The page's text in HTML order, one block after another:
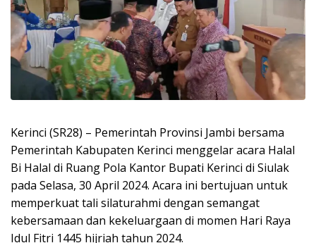
Kerinci (SR28) – Pemerintah Provinsi Jambi bersama
Pemerintah Kabupaten Kerinci menggelar acara Halal
Bi Halal di Ruang Pola Kantor Bupati Kerinci di Siulak
pada Selasa, 30 April 2024. Acara ini bertujuan untuk
memperkuat tali silaturahmi dengan semangat
kebersamaan dan kekeluargaan di momen Hari Raya
Idul Fitri 1445 hijriah tahun 2024.